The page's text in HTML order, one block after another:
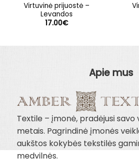
Virtuvinė prijuostė –
Levandos
17.00€
Apie mus
Textile – įmonė, pradėjusi savo
metais. Pagrindinė įmonės
aukštos kokybės tekstilės
medvilnės.